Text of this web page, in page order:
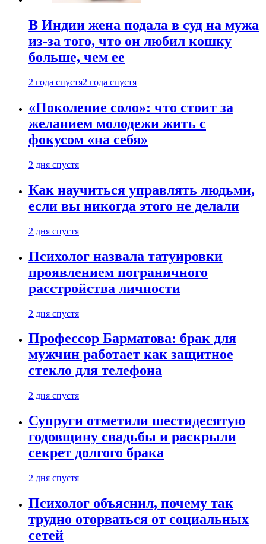
В Индии жена подала в суд на мужа
из-за того, что он любил кошку
больше, чем ее
2 года спустя2 года спустя
«Поколение соло»: что стоит за
желанием молодежи жить с
фокусом «на себя»
2 дня спустя
Как научиться управлять людьми,
если вы никогда этого не делали
2 дня спустя
Психолог назвала татуировки
проявлением пограничного
расстройства личности
2 дня спустя
Профессор Барматова: брак для
мужчин работает как защитное
стекло для телефона
2 дня спустя
Супруги отметили шестидесятую
годовщину свадьбы и раскрыли
секрет долгого брака
2 дня спустя
Психолог объяснил, почему так
трудно оторваться от социальных
сетей